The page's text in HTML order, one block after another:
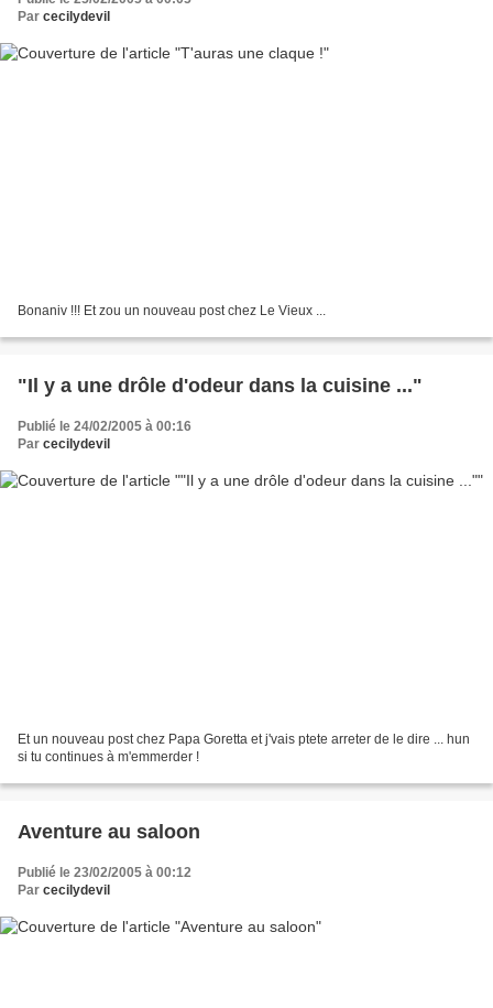
Par cecilydevil
Bonaniv !!! Et zou un nouveau post chez Le Vieux ...
"Il y a une drôle d'odeur dans la cuisine ..."
Publié le 24/02/2005 à 00:16
Par cecilydevil
Et un nouveau post chez Papa Goretta et j'vais ptete arreter de le dire ... hun
si tu continues à m'emmerder !
Aventure au saloon
Publié le 23/02/2005 à 00:12
Par cecilydevil